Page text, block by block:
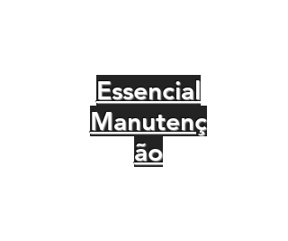
Essencial
Manutenç
ão